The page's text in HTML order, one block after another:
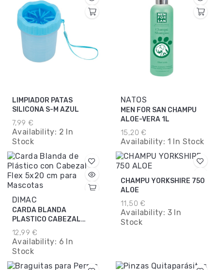
LIMPIADOR PATAS
SILICONA S-M AZUL
7,99 €
Availability: 2 In
Stock
NATOS
MEN FOR SAN CHAMPU
ALOE-VERA 1L
15,20 €
Availability: 1 In Stock
DIMAC
CARDA BLANDA
PLASTICO CABEZAL
FLEX. 5X20CM
12,99 €
Availability: 6 In
Stock
CHAMPU YORKSHIRE 750
ALOE
11,50 €
Availability: 3 In
Stock